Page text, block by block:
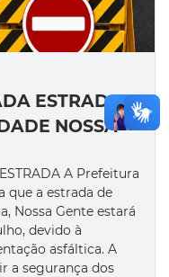
ESTRADA
NOSSA
A Prefeitura
que a estrada de
Nossa Gente estará
devido à
asfáltica. A
a segurança dos